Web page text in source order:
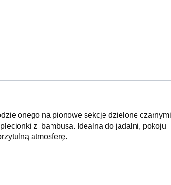
na pionowe sekcje dzielone czarnymi
z bambusa. Idealna do jadalni, pokoju
atmosferę.